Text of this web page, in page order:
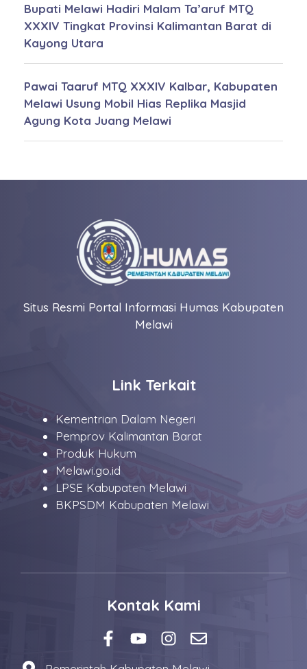
Bupati Melawi Hadiri Malam Ta’aruf MTQ
XXXIV Tingkat Provinsi Kalimantan Barat di
Kayong Utara
Pawai Taaruf MTQ XXXIV Kalbar, Kabupaten
Melawi Usung Mobil Hias Replika Masjid
Agung Kota Juang Melawi
Situs Resmi Portal Informasi Humas Kabupaten
Melawi
Link Terkait
Kementrian Dalam Negeri
Pemprov Kalimantan Barat
Produk Hukum
Melawi.go.id
LPSE Kabupaten Melawi
BKPSDM Kabupaten Melawi
Kontak Kami